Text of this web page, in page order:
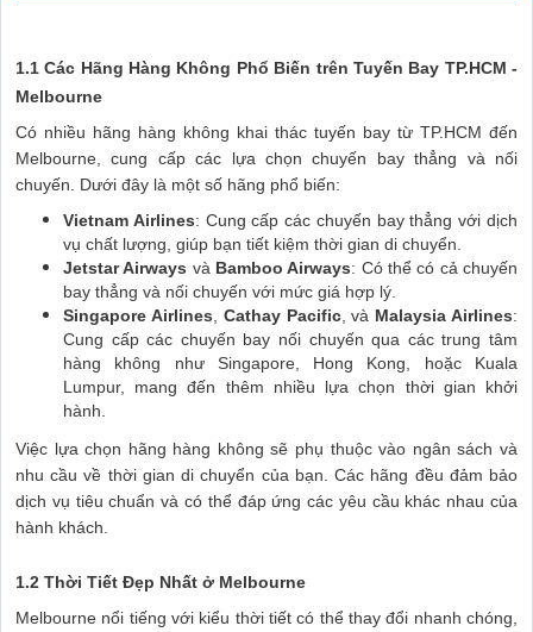
1.1 Các Hãng Hàng Không Phổ Biến trên Tuyến Bay TP.HCM -
Melbourne
Có nhiều hãng hàng không khai thác tuyến bay từ TP.HCM đến
Melbourne, cung cấp các lựa chọn chuyến bay thẳng và nối
chuyến. Dưới đây là một số hãng phổ biến:
Vietnam Airlines: Cung cấp các chuyến bay thẳng với dịch
vụ chất lượng, giúp bạn tiết kiệm thời gian di chuyển.
Jetstar Airways và Bamboo Airways: Có thể có cả chuyến
bay thẳng và nối chuyến với mức giá hợp lý.
Singapore Airlines
Cathay Pacific, và Malaysia Airlines:
Cung cấp các chuyến bay nối chuyến qua các trung tâm
hàng không như Singapore, Hong Kong, hoặc Kuala
Lumpur, mang đến thêm nhiều lựa chọn thời gian khởi
hành.
Việc lựa chọn hãng hàng không sẽ phụ thuộc vào ngân sách và
nhu cầu về thời gian di chuyển của bạn. Các hãng đều đảm bảo
dịch vụ tiêu chuẩn và có thể đáp ứng các yêu cầu khác nhau của
hành khách.
1.2 Thời Tiết Đẹp Nhất ở Melbourne
Melbourne nổi tiếng với kiểu thời tiết có thể thay đổi nhanh chóng,